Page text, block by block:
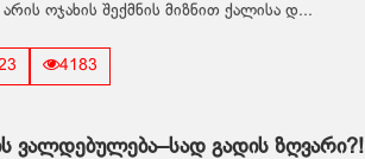
ოჯახის შექმნის მიზნით ქალისა დ...
4183
ვალდებულება–სად გადის ზღვარი?!